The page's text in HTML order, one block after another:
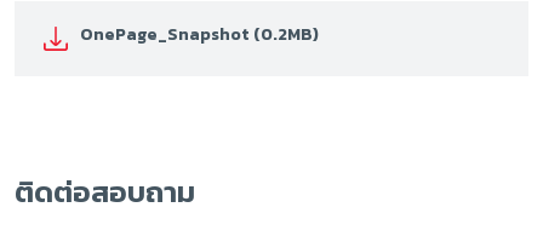
OnePage_Snapshot (0.2MB)
ติดต่อสอบถาม